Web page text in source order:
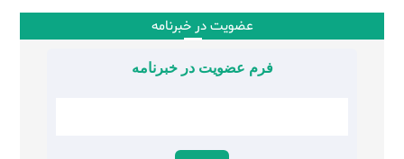
عضویت در خبرنامه
فرم عضویت در خبرنامه